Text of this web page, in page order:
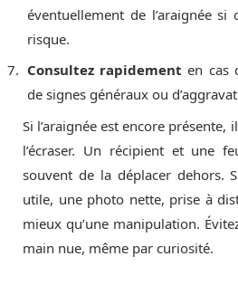
éventuellement de l’araignée
risque.
Consultez rapidement en cas
de signes généraux ou
Si l’araignée est encore présente,
l’écraser. Un récipient et une
souvent de la déplacer dehors.
utile, une photo nette, prise à
mieux qu’une manipulation.
main nue, même par curiosité.